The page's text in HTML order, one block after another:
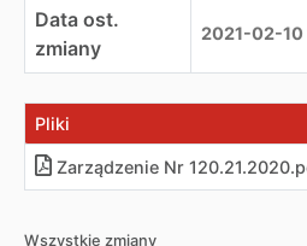
Data ost.
zmiany
2021-02-10
Pliki
Zarządzenie Nr
Wszystkie zmiany